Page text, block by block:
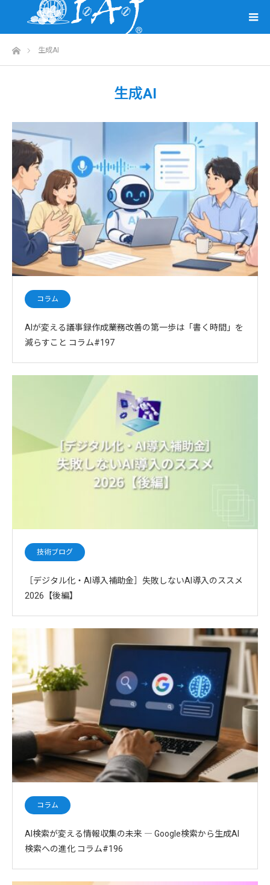
ホーム生成AI
生成AI
コラム
AIが変える議事録作成――業務改善の第一歩は「書く時間」を
減らすこと コラム#197
技術ブログ
［デジタル化・AI導入補助金］失敗しないAI導入のススメ
2026【後編】
コラム
AI検索が変える情報収集の未来 ― Google検索から生成AI
検索への進化 コラム#196